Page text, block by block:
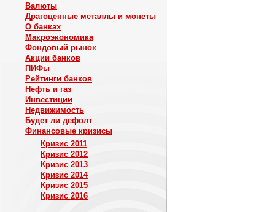
Валюты
Драгоценные металлы и монеты
О банках
Макроэкономика
Фондовый рынок
Акции банков
ПИФы
Рейтинги банков
Нефть и газ
Инвестиции
Недвижимость
Будет ли дефолт
Финансовые кризисы
Кризис 2011
Кризис 2012
Кризис 2013
Кризис 2014
Кризис 2015
Кризис 2016